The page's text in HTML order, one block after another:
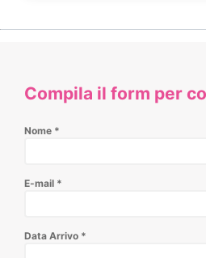
Compila il form per
Nome *
E-mail *
Data Arrivo *